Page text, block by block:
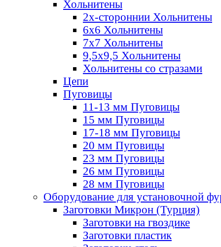
Хольнитены
2х-стороннии Хольнитены
6х6 Хольнитены
7х7 Хольнитены
9,5х9,5 Хольнитены
Хольнитены со стразами
Цепи
Пуговицы
11-13 мм Пуговицы
15 мм Пуговицы
17-18 мм Пуговицы
20 мм Пуговицы
23 мм Пуговицы
26 мм Пуговицы
28 мм Пуговицы
Оборудование для установочной
Заготовки Микрон (Турция)
Заготовки на гвоздике
Заготовки пластик